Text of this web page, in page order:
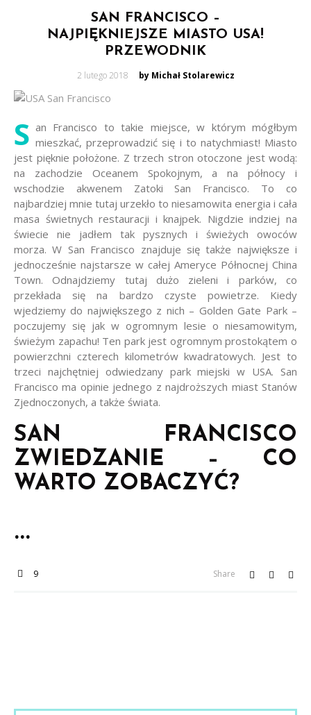
SAN FRANCISCO –
NAJPIĘKNIEJSZE MIASTO USA!
PRZEWODNIK
Posted
2 lutego 2018 by Michał Stolarewicz
S an Francisco to takie miejsce, w którym mógłbym
mieszkać, przeprowadzić się i to natychmiast! Miasto
jest pięknie położone. Z trzech stron otoczone jest wodą:
na zachodzie Oceanem Spokojnym, a na północy i
wschodzie akwenem Zatoki San Francisco. To co
najbardziej mnie tutaj urzekło to niesamowita energia i cała
masa świetnych restauracji i knajpek. Nigdzie indziej na
świecie nie jadłem tak pysznych i świeżych owoców
morza. W San Francisco znajduje się także największe i
jednocześnie najstarsze w całej Ameryce Północnej China
Town. Odnajdziemy tutaj dużo zieleni i parków, co
przekłada się na bardzo czyste powietrze. Kiedy
wjedziemy do największego z nich – Golden Gate Park –
poczujemy się jak w ogromnym lesie o niesamowitym,
świeżym zapachu! Ten park jest ogromnym prostokątem o
powierzchni czterech kilometrów kwadratowych. Jest to
trzeci najchętniej odwiedzany park miejski w USA. San
Francisco ma opinie jednego z najdroższych miast Stanów
Zjednoczonych, a także świata.
SAN FRANCISCO
ZWIEDZANIE – CO
WARTO ZOBACZYĆ?
9 Share